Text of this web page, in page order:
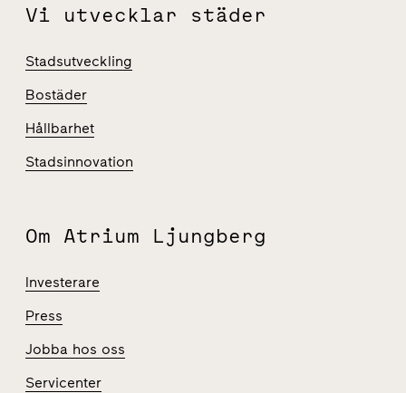
Vi utvecklar städer
Stadsutveckling
Bostäder
Hållbarhet
Stadsinnovation
Om Atrium Ljungberg
Investerare
Press
Jobba hos oss
Servicenter